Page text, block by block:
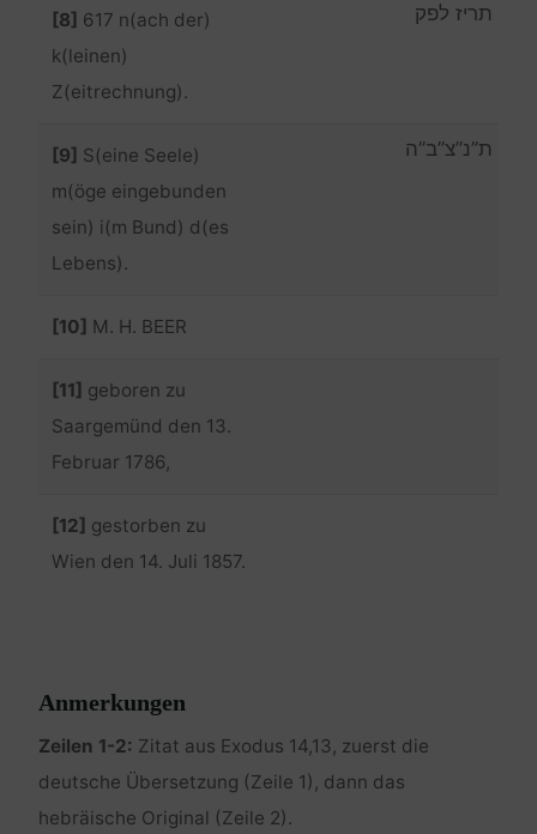
[8] 617 n(ach der)
k(leinen)
Z(eitrechnung).
תריז לפק
[9] S(eine Seele)
m(öge eingebunden
sein) i(m Bund) d(es
Lebens).
ת”נ”צ”ב”ה
[10] M. H. BEER
[11] geboren zu
Saargemünd den 13.
Februar 1786,
[12] gestorben zu
Wien den 14. Juli 1857.
Anmerkungen
Zeilen 1-2: Zitat aus Exodus 14,13, zuerst die
deutsche Übersetzung (Zeile 1), dann das
hebräische Original (Zeile 2).